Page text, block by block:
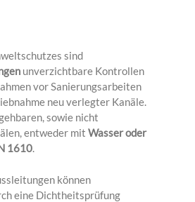
sind
unverzichtbare Kontrollen
vor Sanierungsarbeiten
neu verlegter Kanäle.
sowie nicht
entweder mit Wasser oder
1610.
können
eine Dichtheitsprüfung